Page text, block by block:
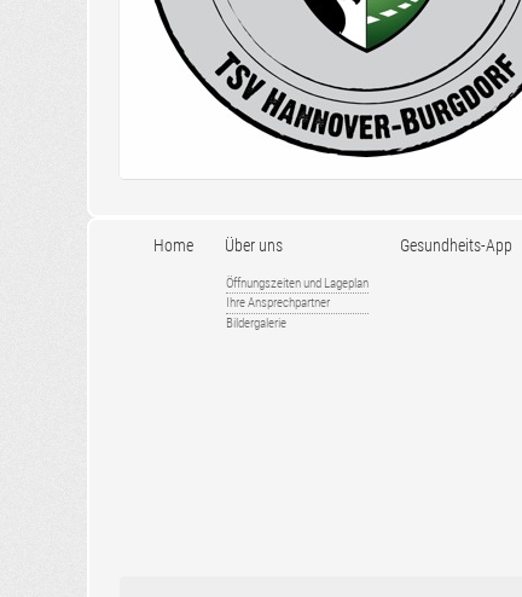
Home Über uns
Öffnungszeiten und Lageplan
Ihre Ansprechpartner
Bildergalerie
Gesundheits-App